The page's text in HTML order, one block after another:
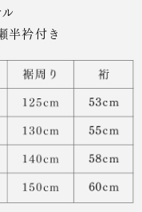
半衿付き